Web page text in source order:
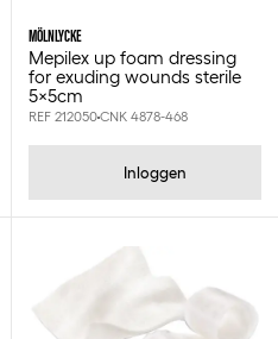
MÖLNLYCKE
Mepilex up foam dressing
for exuding wounds sterile
5x5cm
REF 212050CNK 4878-468
Inloggen